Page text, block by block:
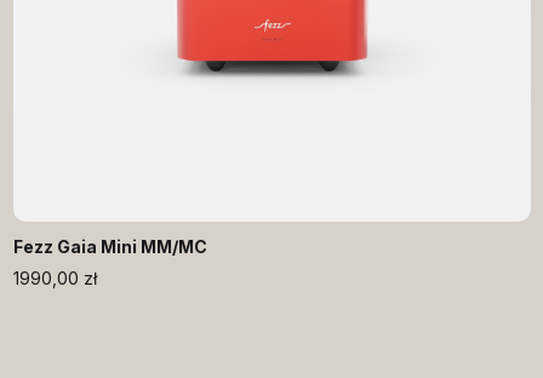
Fezz Gaia Mini MM/MC
1990,00 zł